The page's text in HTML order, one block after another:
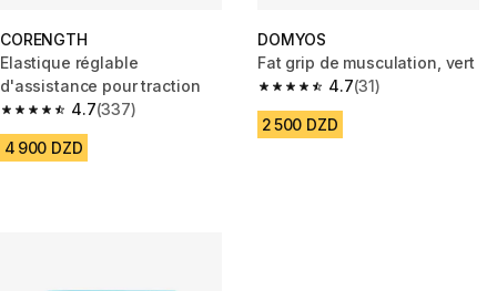
CORENGTH
Elastique réglable
d'assistance pour traction
4.7
4.7 out of 5 stars from 337 reviews
(337)
4 900 DZD
DOMYOS
Fat grip de musculation, vert
4.7
4.7 out of 5 stars from 31
(31)
2 500 DZD